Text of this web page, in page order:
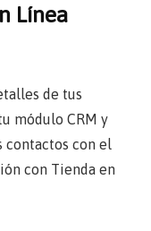
Línea
de tus
módulo CRM y
contactos con el
con Tienda en